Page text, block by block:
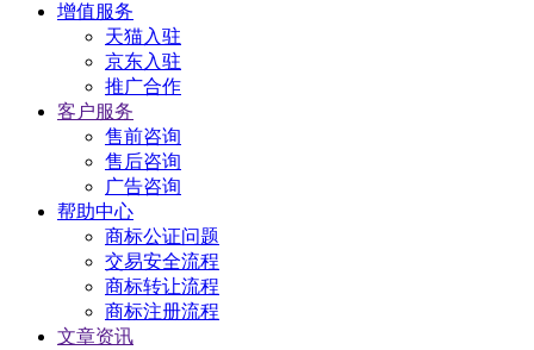
增值服务
天猫入驻
京东入驻
推广合作
客户服务
售前咨询
售后咨询
广告咨询
帮助中心
商标公证问题
交易安全流程
商标转让流程
商标注册流程
文章资讯